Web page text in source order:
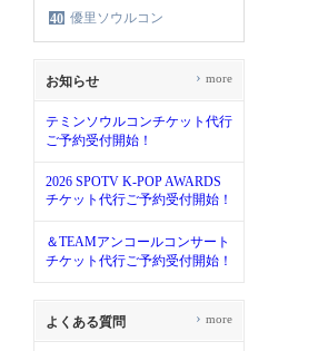
40 優里ソウルコン
お知らせ
テミンソウルコンチケット代行
ご予約受付開始！
2026 SPOTV K-POP AWARDS
チケット代行ご予約受付開始！
＆TEAMアンコールコンサート
チケット代行ご予約受付開始！
› more
よくある質問 › more